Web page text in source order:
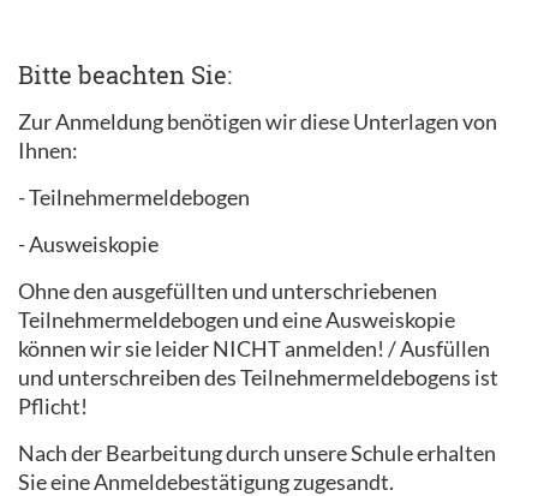
Bitte beachten Sie:
Zur Anmeldung benötigen wir diese Unterlagen von
Ihnen:
- Teilnehmermeldebogen
- Ausweiskopie
Ohne den ausgefüllten und unterschriebenen
Teilnehmermeldebogen und eine Ausweiskopie
können wir sie leider NICHT anmelden! / Ausfüllen
und unterschreiben des Teilnehmermeldebogens ist
Pflicht!
Nach der Bearbeitung durch unsere Schule erhalten
Sie eine Anmeldebestätigung zugesandt.